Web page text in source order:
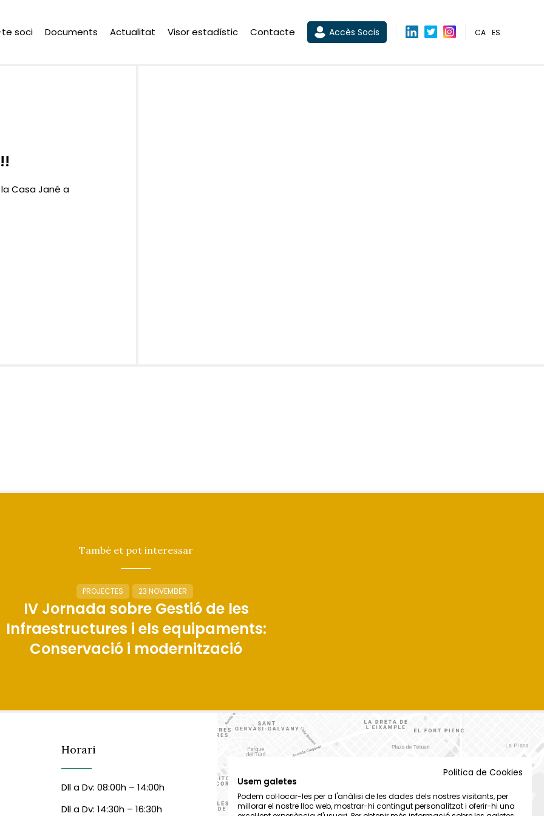
te soci Documents Actualitat Visor estadístic Contacte Accès Socis CA ES
Casa Jané a
També et pot interessar
PROJECTES 23 NOVEMBER
IV Jornada sobre Gestió de les
Infraestructures i els equipaments:
Conservació i modernització
Horari
Dll a Dv: 08:00h – 14:00h
Dll a Dv: 14:30h – 16:30h
Politica de Cookies
Usem galetes
Podem col·locar-les per a l'anàlisi de les dades dels nostres visitants, per
millorar el nostre lloc web, mostrar-hi contingut personalitzat i oferir-hi una